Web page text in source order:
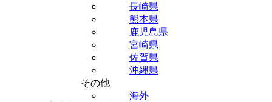
長崎県
熊本県
鹿児島県
宮崎県
佐賀県
沖縄県
その他
海外